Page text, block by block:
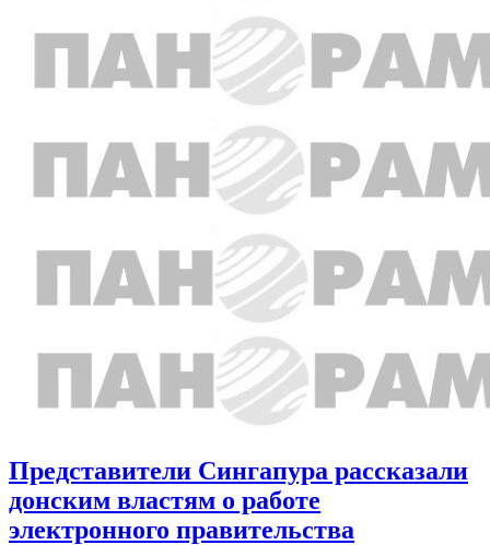
Представители Сингапура рассказали
донским властям о работе
электронного правительства